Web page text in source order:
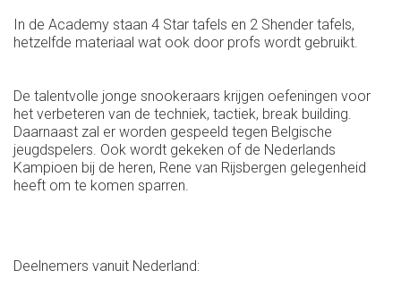
In de Academy staan 4 Star tafels en 2 Shender tafels,
hetzelfde materiaal wat ook door profs wordt gebruikt.
De talentvolle jonge snookeraars krijgen oefeningen voor
het verbeteren van de techniek, tactiek, break building.
Daarnaast zal er worden gespeeld tegen Belgische
jeugdspelers. Ook wordt gekeken of de Nederlands
Kampioen bij de heren, Rene van Rijsbergen gelegenheid
heeft om te komen sparren.
Deelnemers vanuit Nederland: